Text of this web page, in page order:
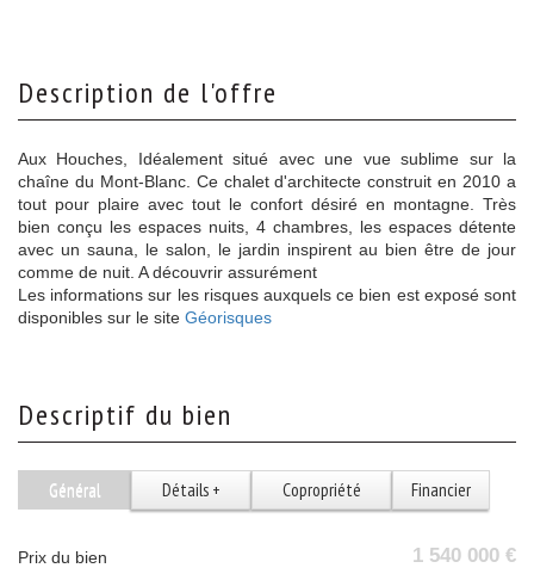
description de l'offre
Aux Houches, Idéalement situé avec une vue sublime sur la
chaîne du Mont-Blanc. Ce chalet d'architecte construit en 2010 a
tout pour plaire avec tout le confort désiré en montagne. Très
bien conçu les espaces nuits, 4 chambres, les espaces détente
avec un sauna, le salon, le jardin inspirent au bien être de jour
comme de nuit. A découvrir assurément
Les informations sur les risques auxquels ce bien est exposé sont
disponibles sur le site Géorisques
descriptif du bien
Général Détails + Copropriété Financier
Prix du bien 1 540 000 €